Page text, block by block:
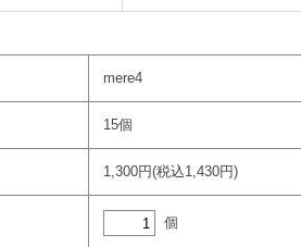
mere4
15個
1,300円(税込1,430円)
個